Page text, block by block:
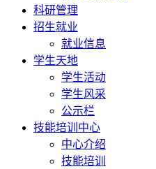
科研管理
招生就业
就业信息
学生天地
学生活动
学生风采
公示栏
技能培训中心
中心介绍
技能培训